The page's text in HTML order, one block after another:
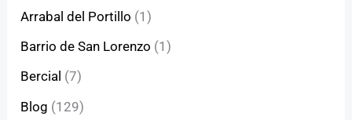
Arrabal del Portillo (1)
Barrio de San Lorenzo (1)
Bercial (7)
Blog (129)